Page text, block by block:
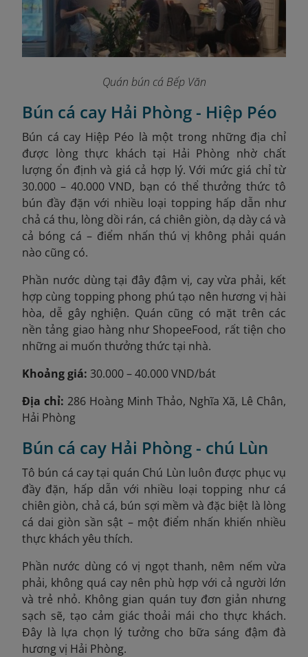
Quán bún cá Bếp Văn
Bún cá cay Hải Phòng - Hiệp Péo
Bún cá cay Hiệp Péo là một trong những địa chỉ
được lòng thực khách tại Hải Phòng nhờ chất
lượng ổn định và giá cả hợp lý. Với mức giá chỉ từ
30.000 – 40.000 VND, bạn có thể thưởng thức tô
bún đầy đặn với nhiều loại topping hấp dẫn như
chả cá thu, lòng dồi rán, cá chiên giòn, dạ dày cá và
cả bóng cá – điểm nhấn thú vị không phải quán
nào cũng có.
Phần nước dùng tại đây đậm vị, cay vừa phải, kết
hợp cùng topping phong phú tạo nên hương vị hài
hòa, dễ gây nghiện. Quán cũng có mặt trên các
nền tảng giao hàng như ShopeeFood, rất tiện cho
những ai muốn thưởng thức tại nhà.
Khoảng giá: 30.000 – 40.000 VND/bát
Địa chỉ: 286 Hoàng Minh Thảo, Nghĩa Xã, Lê Chân,
Hải Phòng
Bún cá cay Hải Phòng - chú Lùn
Tô bún cá cay tại quán Chú Lùn luôn được phục vụ
đầy đặn, hấp dẫn với nhiều loại topping như cá
chiên giòn, chả cá, bún sợi mềm và đặc biệt là lòng
cá dai giòn sần sật – một điểm nhấn khiến nhiều
thực khách yêu thích.
Phần nước dùng có vị ngọt thanh, nêm nếm vừa
phải, không quá cay nên phù hợp với cả người lớn
và trẻ nhỏ. Không gian quán tuy đơn giản nhưng
sạch sẽ, tạo cảm giác thoải mái cho thực khách.
Đây là lựa chọn lý tưởng cho bữa sáng đậm đà
hương vị Hải Phòng.